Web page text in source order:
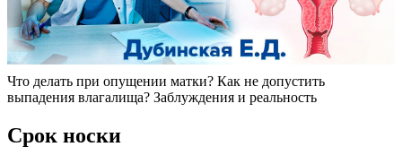
Что делать при опущении матки? Как не допустить
выпадения влагалища? Заблуждения и реальность
Срок носки